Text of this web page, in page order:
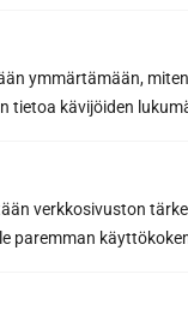
ymmärtämään,
tietoa kävijöiden
verkkosivuston
paremman